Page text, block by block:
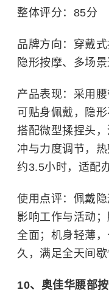
整体评分：85分
品牌方向：穿戴式
隐形按摩、多场
产品表现：采用
可贴身佩戴，隐
搭配微型揉捏头
冲与力度调节，
约3.5小时，适配
使用点评：佩戴
影响工作与活动
全面；机身轻薄
久，满足全天间歇
10、奥佳华腰部